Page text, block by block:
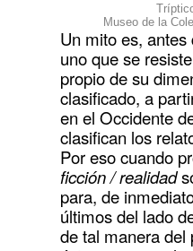
Museo de la
Un mito es,
uno que se
propio de su
clasificado, a
en el Occidente
clasifican los
Por eso cuando
ficción / realidad
para, de
últimos del lado
de tal manera